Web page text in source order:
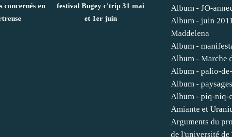
concernés en
festival Bugey c'trip 31 mai
et 1er juin
Album - JO-
Album - juin
Maddelena
Album -
Album - Marche
Album - palio-
Album - paysages
Album - piq-niq-
Amiante et
Arguments du
de l'université de